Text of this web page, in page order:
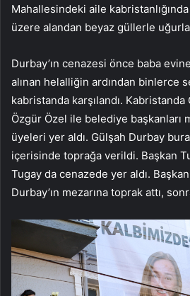
Mahallesindeki aile
üzere alandan beyaz güllerle
Durbay’ın cenazesi önce baba
alınan helalliğin ardından binlerce
kabristanda karşılandı. Kabristanda
Özgür Özel ile belediye
üyeleri yer aldı. Gülşah Durbay
içerisinde toprağa verildi. Başkan
Tugay da cenazede yer aldı.
Durbay’ın mezarına toprak attı,